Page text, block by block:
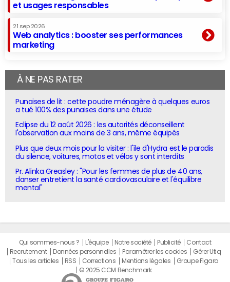
et usages responsables
21 sep 2026
Web analytics : booster ses performances
marketing
À NE PAS RATER
Punaises de lit : cette poudre ménagère à quelques euros
a tué 100% des punaises dans une étude
Eclipse du 12 août 2026 : les autorités déconseillent
l'observation aux moins de 3 ans, même équipés
Plus que deux mois pour la visiter : l'île d'Hydra est le paradis
du silence, voitures, motos et vélos y sont interdits
Pr. Alinka Greasley : "Pour les femmes de plus de 40 ans,
danser entretient la santé cardiovasculaire et l'équilibre
mental"
Qui sommes-nous ? L'équipe Notre société Publicité
Contact
Recrutement
Données personnelles Paramétrer les cookies
Gérer Utiq
Tous les articles
RSS Corrections Mentions légales
Groupe Figaro
© 2025 CCM Benchmark